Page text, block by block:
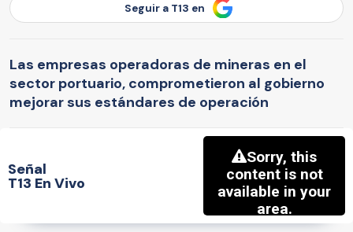
Seguir a T13 en
Las empresas operadoras de mineras en el
sector portuario, comprometieron al gobierno
mejorar sus estándares de operación
Señal
T13 En Vivo